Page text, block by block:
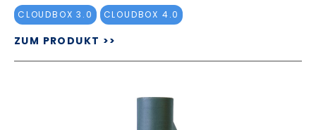
CLOUDBOX 3.0 CLOUDBOX 4.0
ZUM PRODUKT >>